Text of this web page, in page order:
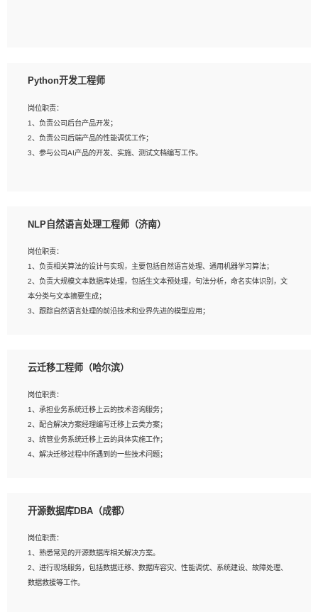
3、熟悉react/vue/angular任何一种前端框架，熟悉react优先；
5、善于沟通，具有团队意识；
Python开发工程师
岗位职责：
1、负责公司后台产品开发；
2、负责公司后端产品的性能调优工作；
3、参与公司AI产品的开发、实施、测试文档编写工作。
验的更佳；
3、熟悉数据库开发，熟悉Mysql、Oracle、MongoDb数据库应用开发其中一种；
4、熟悉Python Wed框架（Django/Flask...）代码能力优秀，熟悉编码规范和具备
良好的文档编写能力）；
5、沟通表达能力强，具备团队协作能力。
NLP自然语言处理工程师（济南）
岗位职责：
1、负责相关算法的设计与实现，主要包括自然语言处理、通用机器学习算法；
2、负责大规模文本数据库处理，包括生文本预处理，句法分析，命名实体识别，文
本分类与文本摘要生成；
3、跟踪自然语言处理的前沿技术和业界先进的模型应用；
岗位要求：
2、熟悉tensorflow，keras，pytorch等常规深度学习框架，快速根据客户需求实现
有效的模型；
3、熟悉掌握至少一种编程语言，如：Python，Java；
4、 熟悉NLP相关算法与实现；
5、至少有一次及以上问答系统的项目实践，熟悉问答系统全流程开发者优先；
云迁移工程师（哈尔滨）
岗位职责：
1、承担业务系统迁移上云的技术咨询服务；
2、配合解决方案经理编写迁移上云类方案；
3、统管业务系统迁移上云的具体实施工作；
4、解决迁移过程中所遇到的一些技术问题；
1、专科及以上学历，三年以上工作经验，计算机等相关专业；
3、熟悉常见操作系统、存储、网络、 IO 等相关原理；
4、具有迁移工具实操经验，具备P2V、V2V迁移能力；
5、熟练华为、VMware虚拟化、云计算及云存储技术；
6、熟悉主流数据库、应用服务器、中间件部署架构和运维方法；
开源数据库DBA（成都）
岗位职责：
1、熟悉常见的开源数据库相关解决方案。
2、进行现场服务，包括数据迁移、数据库容灾、性能调优、系统建设、故障处理、
数据救援等工作。